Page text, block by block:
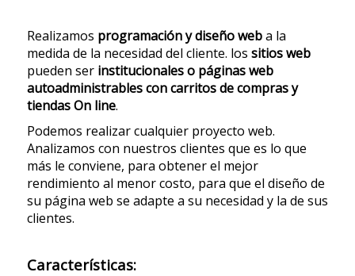
Realizamos programación y diseño weba la
medida de la necesidad del cliente. los sitios web
pueden ser institucionales o páginas web
autoadministrables con carritos de compras y
tiendas On line.
Podemos realizar cualquier proyecto web.
Analizamos con nuestros clientes que es lo que
más le conviene, para obtener el mejor
rendimiento al menor costo, para que el diseño de
su página web se adapte a su necesidad y la de sus
clientes.
Características: